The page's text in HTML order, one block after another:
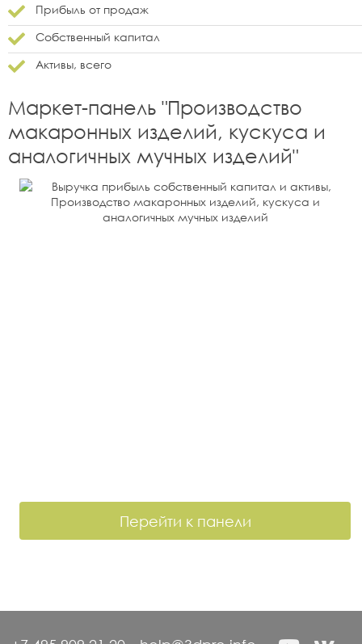
Прибыль от продаж
Собственный капитал
Активы, всего
Маркет-панель "Производство
макаронных изделий, кускуса и
аналогичных мучных изделий"
Перейти к панели